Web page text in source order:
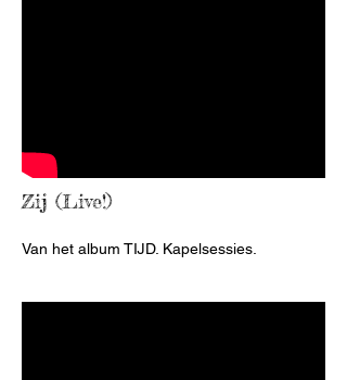
Zij (Live!)
Van het album TIJD. Kapelsessies.